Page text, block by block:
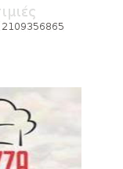
εισιτηρίων